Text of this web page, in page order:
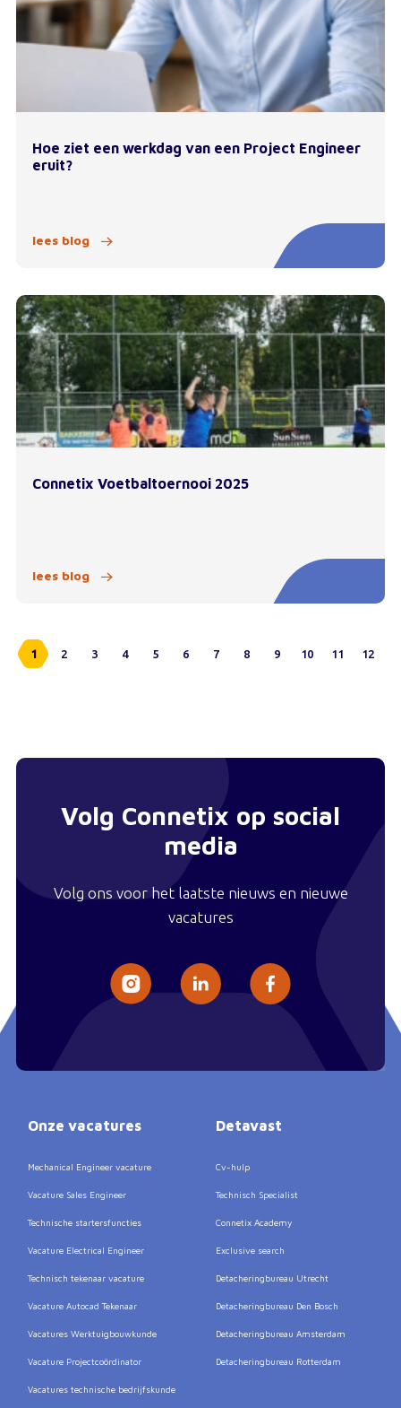
Hoe ziet een werkdag van een Project Engineer
eruit?
lees blog
Connetix Voetbaltoernooi 2025
lees blog
1 2 3 4 5 6 7 8 9 10 11 12
Volg Connetix op social
media
Volg ons voor het laatste nieuws en nieuwe
vacatures
Onze vacatures
Mechanical Engineer vacature
Vacature Sales Engineer
Technische startersfuncties
Vacature Electrical Engineer
Technisch tekenaar vacature
Vacature Autocad Tekenaar
Vacatures Werktuigbouwkunde
Vacature Projectcoördinator
Vacatures technische bedrijfskunde
Detavast
Cv-hulp
Technisch Specialist
Connetix Academy
Exclusive search
Detacheringbureau Utrecht
Detacheringbureau Den Bosch
Detacheringbureau Amsterdam
Detacheringbureau Rotterdam